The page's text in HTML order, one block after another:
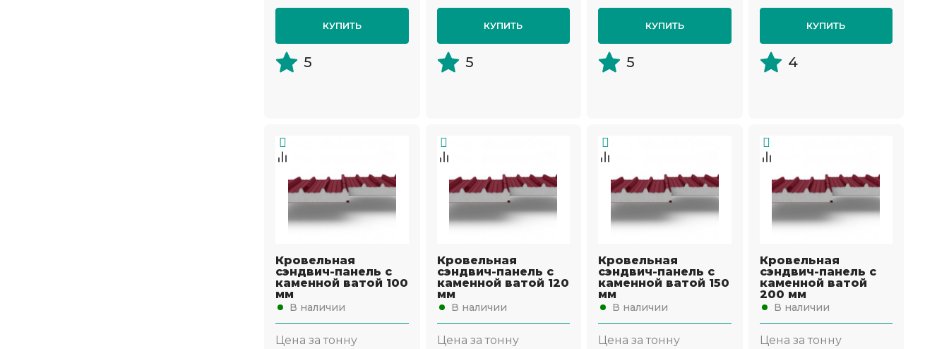
КУПИТЬ
5
КУПИТЬ
5
КУПИТЬ
5
КУПИТЬ
4
Кровельная
сэндвич-панель с
каменной ватой 100
мм
В наличии
Цена за тонну
Кровельная
сэндвич-панель с
каменной ватой 120
мм
В наличии
Цена за тонну
Кровельная
сэндвич-панель с
каменной ватой 150
мм
В наличии
Цена за тонну
Кровельная
сэндвич-панель с
каменной ватой
200 мм
В наличии
Цена за тонну